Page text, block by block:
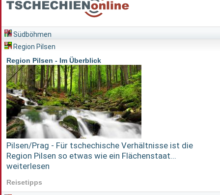
Südböhmen
Region Pilsen
Region Pilsen - Im Überblick
Pilsen/Prag - Für tschechische Verhältnisse ist die
Region Pilsen so etwas wie ein Flächenstaat...
weiterlesen
Reisetipps